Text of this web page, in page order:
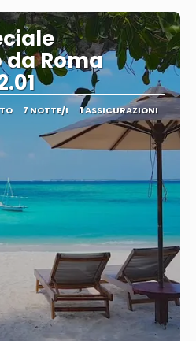
Roma
7 NOTTE/I 1 ASSICURAZIONI